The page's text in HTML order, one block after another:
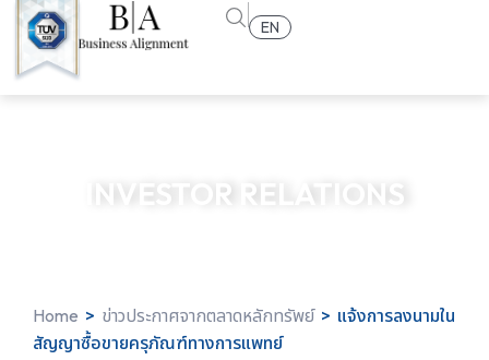
EN
INVESTOR RELATIONS
Home > ข่าวประกาศจากตลาดหลักทรัพย์> แจ้งการลงนามใน
สัญญาซื้อขายครุภัณฑ์ทางการแพทย์